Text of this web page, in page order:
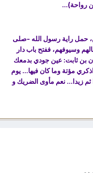
رواحة)...
حمل راية رسول الله -صلى
وسيوفهم، ففتح باب دار
بن ثابت: عين جودي بدمعك
مؤتة وما كان فيها... يوم
زيدا... نعم مأوى الضريك و